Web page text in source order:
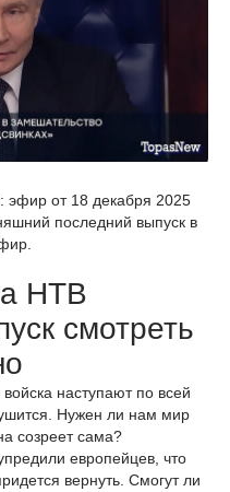
эфир от 18 декабря 2025
последний выпуск в
НТВ
смотреть
наступают по всей
Нужен ли нам мир
созреет сама?
европейцев, что
вернуть. Смогут ли